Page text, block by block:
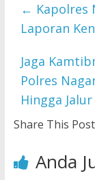
← Kapolres
Laporan
Jaga
Polres
Hingga
Share This
Anda